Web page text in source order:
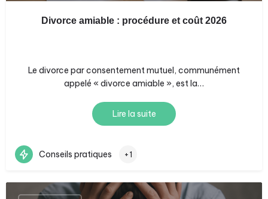
Divorce amiable : procédure et coût 2026
Le divorce par consentement mutuel, communément
appelé « divorce amiable », est la…
Lire la suite
Conseils pratiques +1